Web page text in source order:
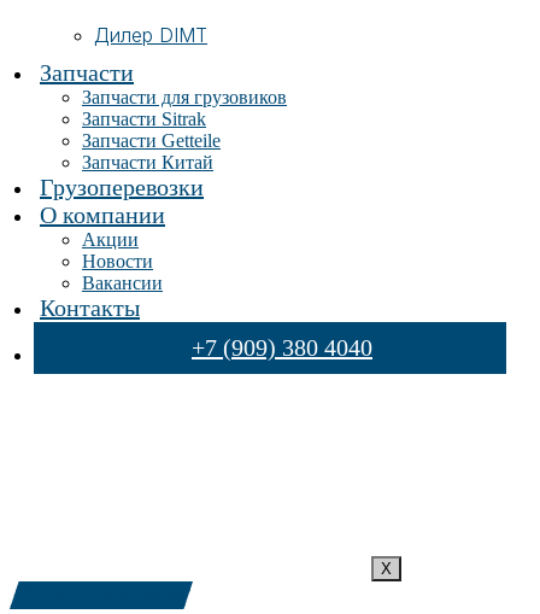
Дилер DIMT
Запчасти
Запчасти для грузовиков
Запчасти Sitrak
Запчасти Getteile
Запчасти Китай
Грузоперевозки
О компании
Акции
Новости
Вакансии
Контакты
+7 (909) 380 4040
X
+7 (909) 380-4040